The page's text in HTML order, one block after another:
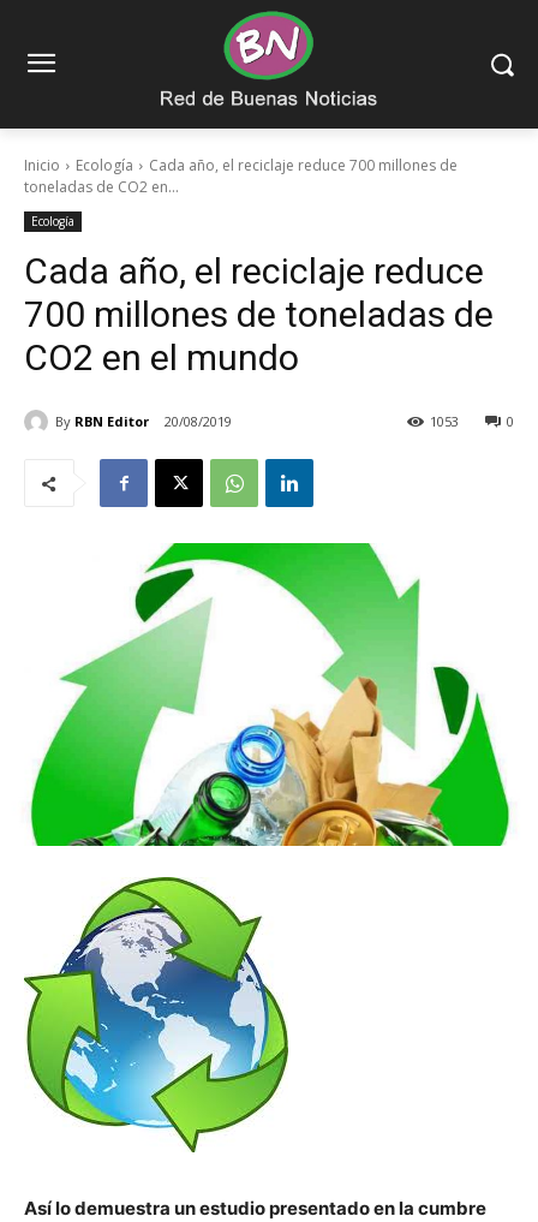
Inicio Ecología
Cada año, el reciclaje reduce 700 millones de
toneladas de CO2 en...
Ecología
Cada año, el reciclaje reduce
700 millones de toneladas de
CO2 en el mundo
By RBN Editor 20/08/2019 0
1053
Así lo demuestra un estudio presentado en la cumbre